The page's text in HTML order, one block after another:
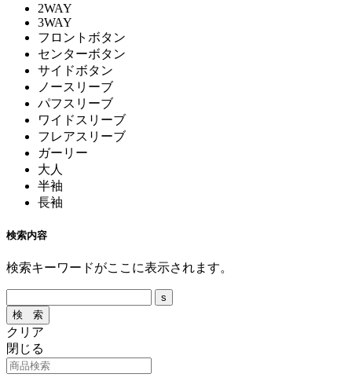
2WAY
3WAY
フロントボタン
センターボタン
サイドボタン
ノースリーブ
パフスリーブ
ワイドスリーブ
フレアスリーブ
ガーリー
大人
半袖
長袖
検索内容
検索キーワードがここに表示されます。
クリア
閉じる